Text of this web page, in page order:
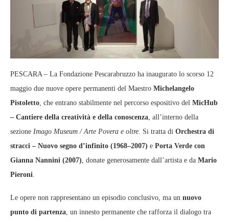
PESCARA – La Fondazione Pescarabruzzo ha inaugurato lo scorso 12
maggio due nuove opere permanenti del Maestro Michelangelo
Pistoletto, che entrano stabilmente nel percorso espositivo del MicHub
– Cantiere della creatività e della conoscenza, all’interno della
sezione Imago Museum / Arte Povera e oltre. Si tratta di Orchestra di
stracci – Nuovo segno d’infinito (1968–2007) e Porta Verde con
Gianna Nannini (2007), donate generosamente dall’artista e da Mario
Pieroni.
Le opere non rappresentano un episodio conclusivo, ma un nuovo
punto di partenza, un innesto permanente che rafforza il dialogo tra